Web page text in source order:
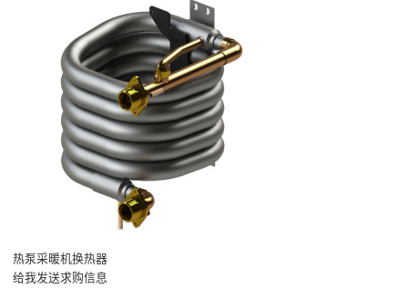
热泵采暖机换热器
给我发送求购信息